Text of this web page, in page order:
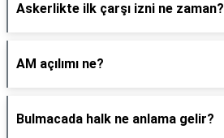
Askerlikte ilk çarşı izni ne zaman?
AM açılımı ne?
Bulmacada halk ne anlama gelir?